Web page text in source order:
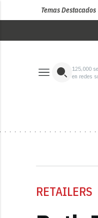
Temas Destacados
125,000
en redes
RETAILERS